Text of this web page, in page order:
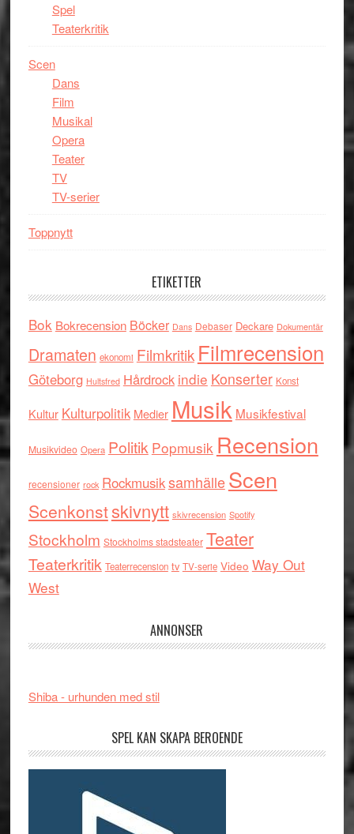
Spel
Teaterkritik
Scen
Dans
Film
Musikal
Opera
Teater
TV
TV-serier
Toppnytt
ETIKETTER
Bok Bokrecension Böcker Dans Debaser Deckare Dokumentär
Dramaten ekonomi Filmkritik Filmrecension
Göteborg Hultsfred Hårdrock indie Konserter Konst
Kultur Kulturpolitik Medier Musik Musikfestival
Musikvideo Opera Politik Popmusik Recension
recensioner rock RockmusiksamhälleScen
Scenkonstskivnytt skivrecension Spotify
Stockholm Stockholms stadsteater Teater
Teaterkritik Teaterrecension tv TV-serie Video Way Out
West
ANNONSER
Shiba - urhunden med stil
SPEL KAN SKAPA BEROENDE